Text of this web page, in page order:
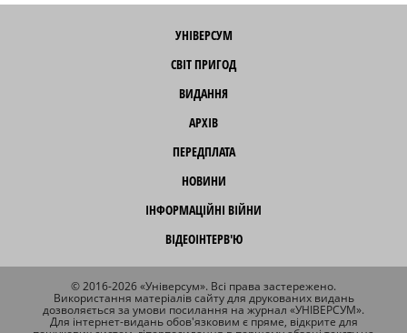
УНІВЕРСУМ
СВІТ ПРИГОД
ВИДАННЯ
АРХІВ
ПЕРЕДПЛАТА
НОВИНИ
ІНФОРМАЦІЙНІ ВІЙНИ
ВІДЕОІНТЕРВ'Ю
© 2016-2026 «Універсум». Всі права застережено.
Використання матеріалів сайту для друкованих видань
дозволяється за умови посилання на журнал «УНІВЕРСУМ».
Для інтернет-видань обов'язковим є пряме, відкрите для